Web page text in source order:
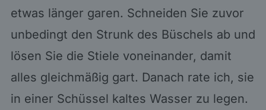
etwas länger garen. Schneiden Sie zuvor
unbedingt den Strunk des Büschels ab und
lösen Sie die Stiele voneinander, damit
alles gleichmäßig gart. Danach rate ich, sie
in einer Schüssel kaltes Wasser zu legen.